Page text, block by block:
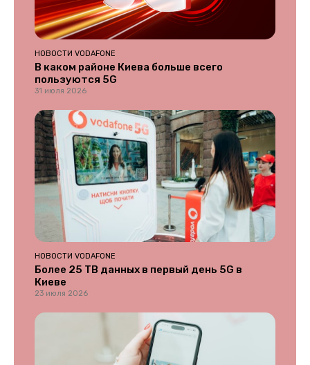
НОВОСТИ VODAFONE
В каком районе Киева больше всего
пользуются 5G
31 июля 2026
НОВОСТИ VODAFONE
Более 25 ТВ данных в первый день 5G в
Киеве
23 июля 2026